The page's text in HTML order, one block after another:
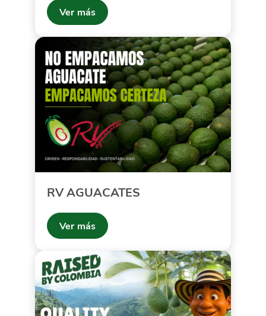
Ver más
RV AGUACATES
Ver más